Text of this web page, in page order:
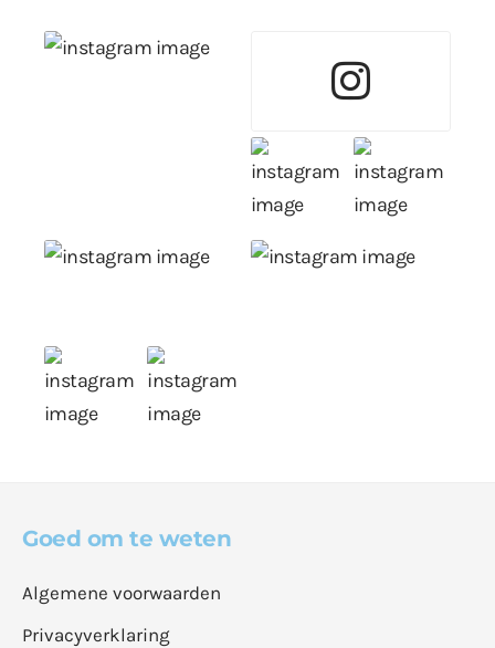
Goed om te weten
Algemene voorwaarden
Privacyverklaring